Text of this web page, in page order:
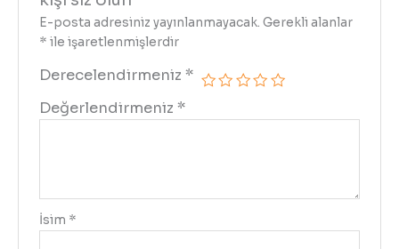
E-posta adresiniz yayınlanmayacak. Gerekli alanlar
* ile işaretlenmişlerdir
Derecelendirmeniz *
Değerlendirmeniz *
İsim *